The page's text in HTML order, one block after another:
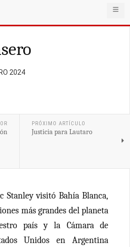
2024
PRÓXIMO ARTÍCULO
Justicia para Lautaro
Stanley visitó Bahía Blanca,
más grandes del planeta
país y la Cámara de
Unidos en Argentina